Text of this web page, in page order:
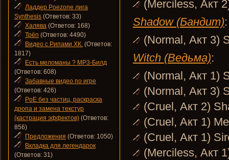
(Merciless, Акт
Shadow (Бандит):
(Normal, Акт 3)
Witch (Ведьма):
(Normal, Акт 1)
(Normal, Акт 3)
(Cruel, Акт 2)
(Cruel, Акт 1)
(Cruel, Акт 1)
(Merciless, Акт
Ладдер Poezone лига
Synthesis (Ответов: 33)
Халява (Ответов: 168)
Трёп (Ответов: 4490)
Видео с Рипами ХК. (Ответов:
1817)
Есть меломаны ? MP3-Билд
(Ответов: 608)
Забавные видео по игре
(Ответов: 426)
PoE без частиц, раскраска
дропа и замена текстур
(кастрация эффектов) (Ответов:
856)
Предложения (Ответов: 1050)
Вкладка для легендарок
(Ответов: 31)